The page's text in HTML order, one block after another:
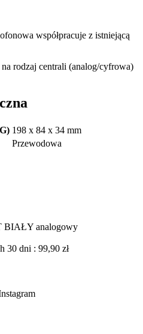
współpracuje z istniejącą
rodzaj centrali (analog/cyfrowa)
198 x 84 x 34 mm
Przewodowa
analogowy
30 dni : 99,90 zł